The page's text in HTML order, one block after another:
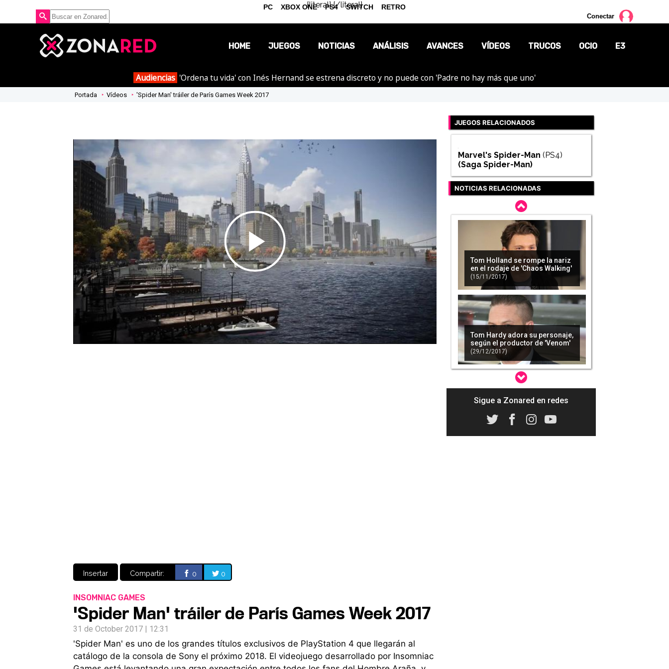
{literal}{/literal}
Conectar
HOME JUEGOS NOTICIAS
OPINIÓN
ANÁLISIS AVANCES VÍDEOS TRUCOS OCIO E3
Audiencias 'Ordena tu vida' con Inés Hernand se estrena discreto y no puede con 'Padre no hay más que uno'
Portada Vídeos 'Spider Man' tráiler de París Games Week 2017
Play
Video
Insertar Compartir: 0 0
INSOMNIAC GAMES
'Spider Man' tráiler de París Games Week 2017
31 de October 2017 | 12:31
'Spider Man' es uno de los grandes títulos exclusivos de PlayStation 4 que llegarán al
catálogo de la consola de Sony el próximo 2018. El videojuego desarrollado por Insomniac
JUEGOS RELACIONADOS
Marvel's Spider-Man (PS4)
(Saga Spider-Man)
NOTICIAS RELACIONADAS
Tom Holland se rompe la nariz
en el rodaje de 'Chaos Walking'
(15/11/2017)
Tom Hardy adora su personaje,
según el productor de 'Venom'
(29/12/2017)
lanzamiento para PS4
(04/04/2018)
Sigue a Zonared en redes
PC XBOX ONE PS4 SWITCH RETRO